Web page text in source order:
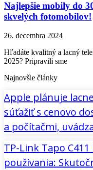
Najlepšie mobily do
skvelých fotomobilov!
26. decembra 2024
Hľadáte kvalitný a lacný
2025? Pripravili sme
Najnovšie články
Apple plánuje
súťažiť s cenovo
a počítačmi,
TP-Link Tapo C411
používania: